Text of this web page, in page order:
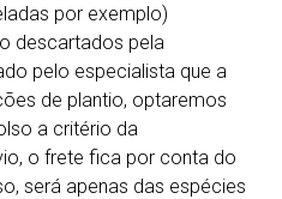
por exemplo)
descartados pela
pelo especialista que a
de plantio, optaremos
a critério da
o frete fica por conta do
será apenas das espécies